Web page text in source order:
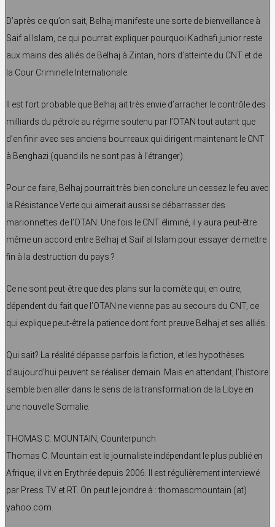
D’après ce qu’on sait, Belhaj manifeste une sorte de bienveillance à
Saif al Islam, ce qui pourrait expliquer pourquoi Kadhafi junior reste
aux mains des alliés de Belhaj à Zintan, hors d’atteinte du CNT et de
la Cour Criminelle Internationale.
Il est fort probable que Belhaj ait très envie d’arracher le contrôle des
milliards du pétrole au régime soutenu par l’OTAN tout autant que
d’en finir avec ses anciens bourreaux qui dirigent maintenant le CNT
à Benghazi (quand ils ne sont pas à l’étranger).
Pour ce faire, Belhaj pourrait très bien conclure un cessez le feu avec
la Résistance Verte qui aimerait aussi se débarrasser des
marionnettes de l’OTAN. Une fois le CNT éliminé, il y aura peut-être
même un accord entre Belhaj et Saif al Islam pour essayer de mettre
fin à la destruction du pays ?
Ce ne sont peut-être que des plans sur la comète qui, en outre,
dépendent du fait que l’OTAN ne vienne pas au secours du CNT, ce
qui explique peut-être la patience dont font preuve Belhaj et ses alliés.
Qui sait? La réalité dépasse parfois la fiction, et les hypothèses
d’aujourd’hui peuvent se réaliser demain. Mais en attendant, l’histoire
semble bien aller dans le sens de la transformation de la Libye en
une nouvelle Somalie.
THOMAS C. MOUNTAIN, Counterpunch
Thomas C. Mountain est le journaliste indépendant le plus publié en
Afrique; il vit en Erythrée depuis 2006. Il est régulièrement interviewé
par Press TV et RT. On peut le joindre à : thomascmountain (at)
yahoo.com.